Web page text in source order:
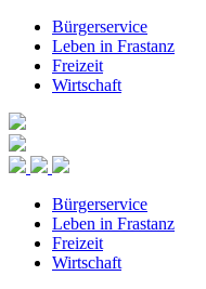
Bürgerservice
Leben in Frastanz
Freizeit
Wirtschaft
Bürgerservice
Leben in Frastanz
Freizeit
Wirtschaft